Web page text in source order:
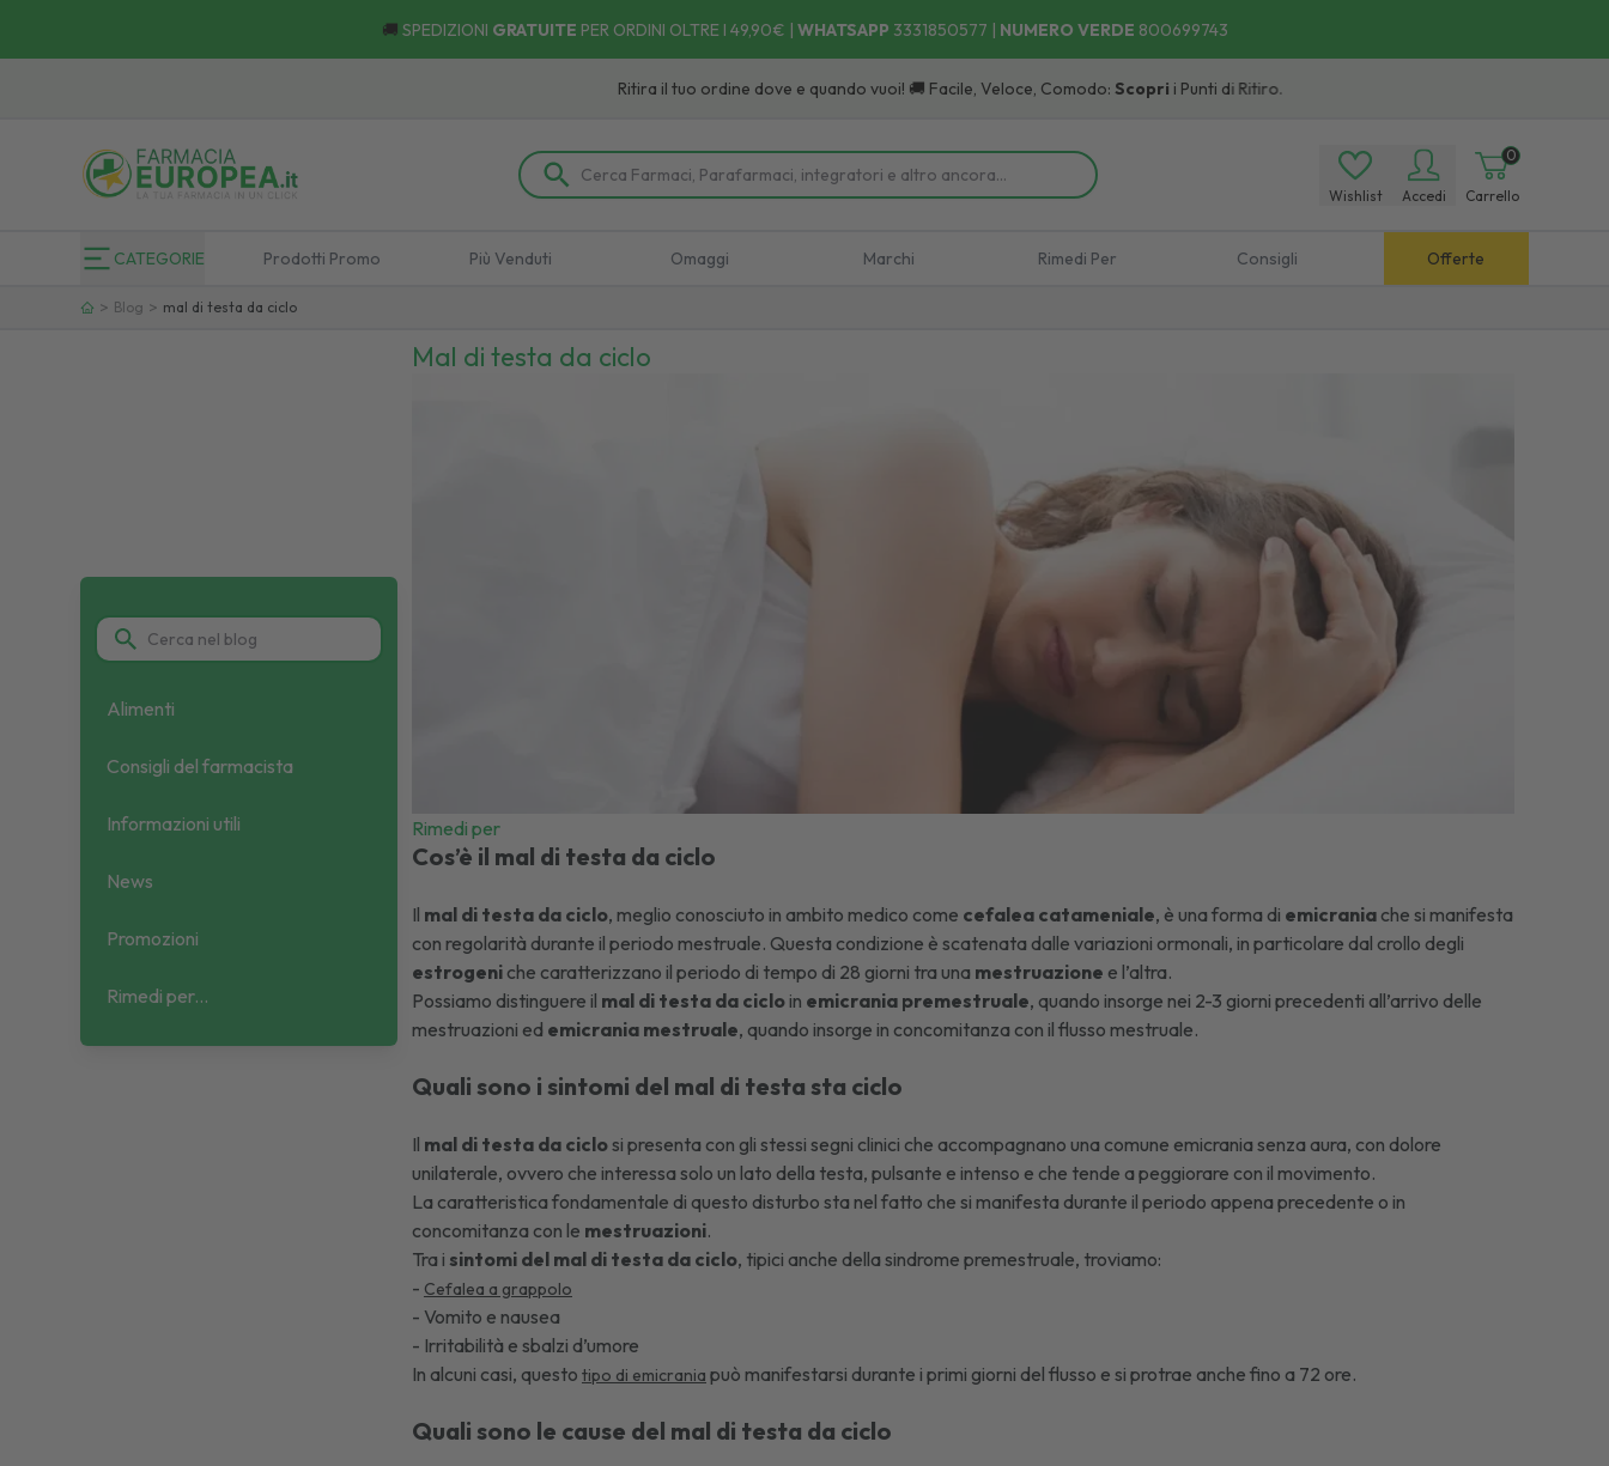
🚚 SPEDIZIONI GRATUITE PER ORDINI OLTRE I 49,90€ | WHATSAPP 3331850577 | NUMERO VERDE 800699743
Ritira il tuo ordine dove e quando vuoi! 🚚 Facile, Veloce, Comodo:Scopri i Punti di Ritiro.
Wishlist Accedi
0
Carrello
CATEGORIE Prodotti Promo Più Venduti Omaggi Marchi Rimedi Per Consigli Offerte
> Blog > mal di testa da ciclo
Alimenti
Consigli del farmacista
Informazioni utili
News
Promozioni
Rimedi per...
Mal di testa da ciclo
Rimedi per
Cos’è il mal di testa da ciclo
Il mal di testa da ciclo, meglio conosciuto in ambito medico come cefalea catameniale, è una forma di emicraniache si manifesta
con regolarità durante il periodo mestruale. Questa condizione è scatenata dalle variazioni ormonali, in particolare dal crollo degli
estrogeniche caratterizzano il periodo di tempo di 28 giorni tra una mestruazione e l’altra.
Possiamo distinguere il mal di testa da cicloin emicrania premestruale, quando insorge nei 2-3 giorni precedenti all’arrivo delle
mestruazioni ed emicrania mestruale, quando insorge in concomitanza con il flusso mestruale.
Quali sono i sintomi del mal di testa sta ciclo
Il mal di testa da ciclosi presenta con gli stessi segni clinici che accompagnano una comune emicrania senza aura, con dolore
unilaterale, ovvero che interessa solo un lato della testa, pulsante e intenso e che tende a peggiorare con il movimento.
La caratteristica fondamentale di questo disturbo sta nel fatto che si manifesta durante il periodo appena precedente o in
concomitanza con le mestruazioni.
Tra i sintomi del mal di testa da ciclo, tipici anche della sindrome premestruale, troviamo:
- Cefalea a grappolo
- Vomito e nausea
- Irritabilità e sbalzi d’umore
In alcuni casi, questo tipo di emicrania può manifestarsi durante i primi giorni del flusso e si protrae anche fino a 72 ore.
Quali sono le cause del mal di testa da ciclo